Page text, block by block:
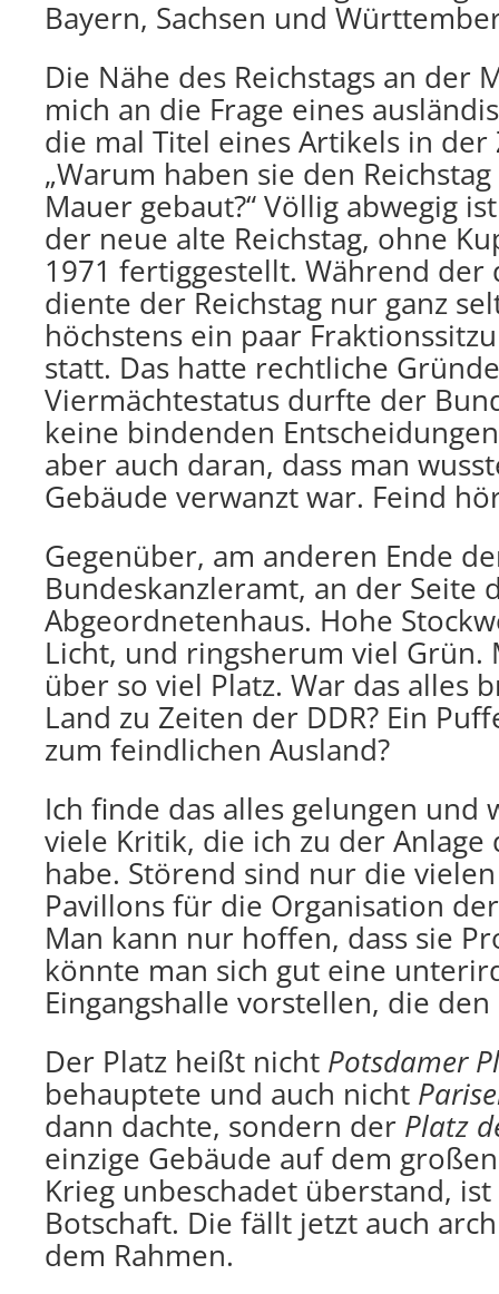
Bayern, Sachsen und
Die Nähe des Reichstags an der
mich an die Frage eines
die mal Titel eines Artikels in der
„Warum haben sie den
Mauer gebaut?“ Völlig abwegig
der neue alte Reichstag, ohne
1971 fertiggestellt. Während der
diente der Reichstag nur ganz
höchstens ein paar
statt. Das hatte rechtliche
Viermächtestatus durfte der
keine bindenden
aber auch daran, dass man
Gebäude verwanzt war. Feind
Gegenüber, am anderen Ende
Bundeskanzleramt, an der Seite
Abgeordnetenhaus. Hohe
Licht, und ringsherum viel Grün.
über so viel Platz. War das alles
Land zu Zeiten der DDR? Ein
zum feindlichen Ausland?
Ich finde das alles gelungen und
viele Kritik, die ich zu der Anlage
habe. Störend sind nur die
Pavillons für die Organisation
Man kann nur hoffen, dass sie
könnte man sich gut eine
Eingangshalle vorstellen, die
Der Platz heißt nicht Potsdamer
behauptete und auch nicht
dann dachte, sondern der Platz
einzige Gebäude auf dem
Krieg unbeschadet überstand,
Botschaft. Die fällt jetzt auch
dem Rahmen.